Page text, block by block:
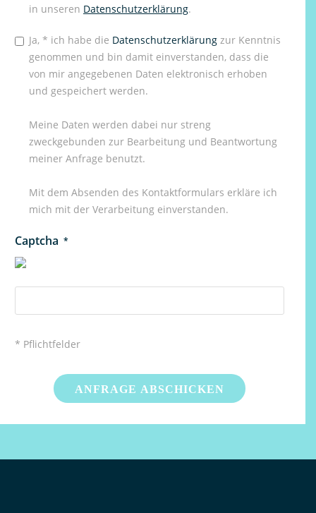
in unseren Datenschutzerklärung.
Ja, * ich habe die Datenschutzerklärung zur Kenntnis
genommen und bin damit einverstanden, dass die
von mir angegebenen Daten elektronisch erhoben
und gespeichert werden.
Meine Daten werden dabei nur streng
zweckgebunden zur Bearbeitung und Beantwortung
meiner Anfrage benutzt.
Mit dem Absenden des Kontaktformulars erkläre ich
mich mit der Verarbeitung einverstanden.
Captcha *
* Pflichtfelder